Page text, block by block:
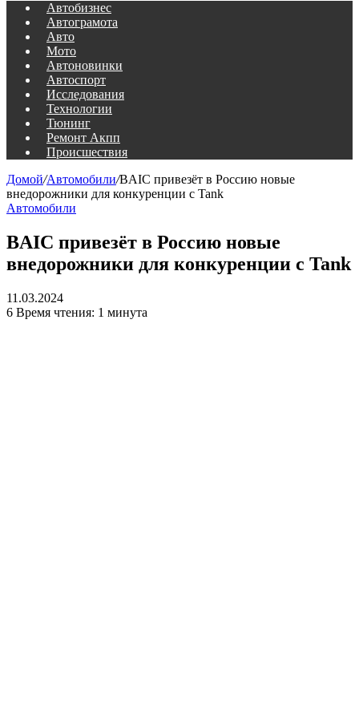
Автобизнес
Автограмота
Авто
Мото
Автоновинки
Автоспорт
Исследования
Технологии
Тюнинг
Ремонт Акпп
Происшествия
Домой/Автомобили/BAIC привезёт в Россию новые
внедорожники для конкуренции с Tank
Автомобили
BAIC привезёт в Россию новые
внедорожники для конкуренции с Tank
11.03.2024
6 Время чтения: 1 минута